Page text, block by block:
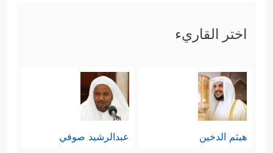
اختر القاريء
هيثم الدخين عبدالرشيد صوفي